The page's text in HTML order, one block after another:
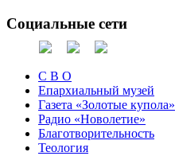
Социальные сети
С В О
Епархиальный музей
Газета «Золотые купола»
Радио «Новолетие»
Благотворительность
Теология